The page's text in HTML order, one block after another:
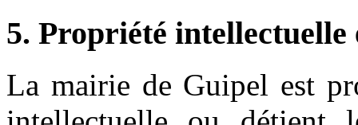
5. Propriété intellectuelle
La mairie de Guipel est